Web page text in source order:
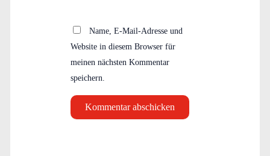
Name, E-Mail-Adresse und
Website in diesem Browser für
meinen nächsten Kommentar
speichern.